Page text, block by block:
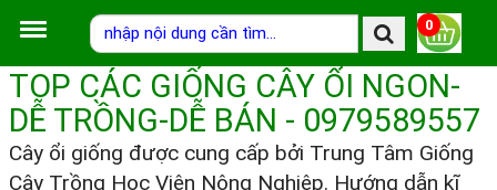
0
TOP CÁC GIỐNG CÂY ỔI NGON-
DỄ TRỒNG-DỄ BÁN - 0979589557
Cây ổi giống được cung cấp bởi Trung Tâm Giống
Cây Trồng Học Viện Nông Nghiệp. Hướng dẫn kĩ